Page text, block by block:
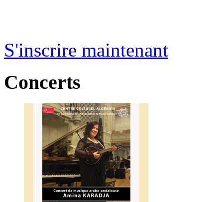
S'inscrire maintenant
Concerts